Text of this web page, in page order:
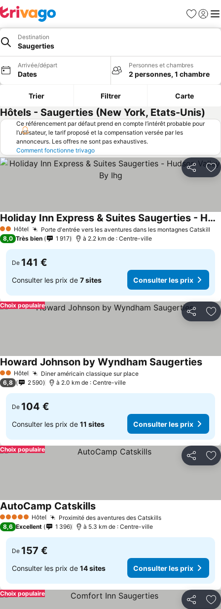
Favoris
Se
Destination
Saugerties
Arrivée/départ
Dates
Personnes et chambres
2 personnes, 1 chambre
Trier Filtrer Carte
Hôtels - Saugerties (New York, Etats-Unis)
Ce référencement par défaut prend en compte l’intérêt probable pour
l’utilisateur, le tarif proposé et la compensation versée par les
annonceurs. Les offres ne sont pas exhaustives.
Comment fonctionne trivago
Partager
2 Étoiles
Hôtel Porte d'entrée vers les aventures dans les montagnes Catskill
Holiday Inn Express & Suites Saugerties - Hudson Valley By Ihg
8,0 Très bien 1 917 à 2.2 km de : Centre-ville
De 141 €
Consulter les prix de 7 sites Consulter les prix
Partager
Choix populaire
2 Étoiles
Hôtel Diner américain classique sur place
Howard Johnson by Wyndham Saugerties
6,8 2 590 à 2.0 km de : Centre-ville
De 104 €
Consulter les prix de 11 sites Consulter les prix
Partager
Choix populaire
5 Étoiles Hôtel Proximité des aventures des Catskills
AutoCamp Catskills
8,6 Excellent 1 396 à 5.3 km de : Centre-ville
De 157 €
Consulter les prix de 14 sites Consulter les prix
Partager
Choix populaire